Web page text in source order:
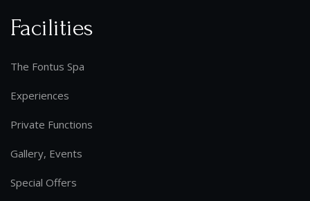
Facilities
The Fontus Spa
Experiences
Private Functions
Gallery, Events
Special Offers